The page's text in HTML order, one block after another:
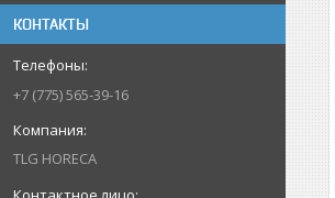
КОНТАКТЫ
+7 (775) 565-39-16
TLG HORECA